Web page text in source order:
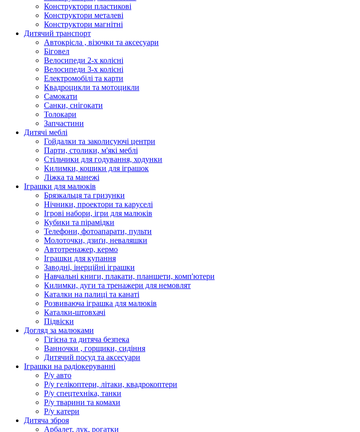
Конструктори пластикові
Конструктори металеві
Конструктори магнітні
Дитячий транспорт
Автокрісла , візочки та аксесуари
Біговел
Велосипеди 2-х колісні
Велосипеди 3-х колісні
Електромобілі та карти
Квадроцикли та мотоцикли
Самокати
Санки, снігокати
Толокари
Запчастини
Дитячі меблі
Гойдалки та заколисуючі центри
Парти, столики, м'які меблі
Стільчики для годування, ходунки
Килимки, кошики для іграшок
Ліжка та манежі
Іграшки для малюків
Брязкальця та гризунки
Нічники, проектори та каруселі
Ігрові набори, ігри для малюків
Кубики та пірамідки
Телефони, фотоапарати, пульти
Молоточки, дзиґи, неваляшки
Автотренажер, кермо
Іграшки для купання
Заводні, інерційні іграшки
Навчальні книги, плакати, планшети, комп'ютери
Килимки, дуги та тренажери для немовлят
Каталки на палиці та канаті
Розвиваюча іграшка для малюків
Каталки-штовхачі
Підвіски
Догляд за малюками
Гігієна та дитяча безпека
Ванночки , горщики, сидіння
Дитячий посуд та аксесуари
Іграшки на радіокеруванні
Р/у авто
Р/у гелікоптери, літаки, квадрокоптери
Р/у спецтехніка, танки
Р/у тварини та комахи
Р/у катери
Дитяча зброя
Арбалет, лук, рогатки